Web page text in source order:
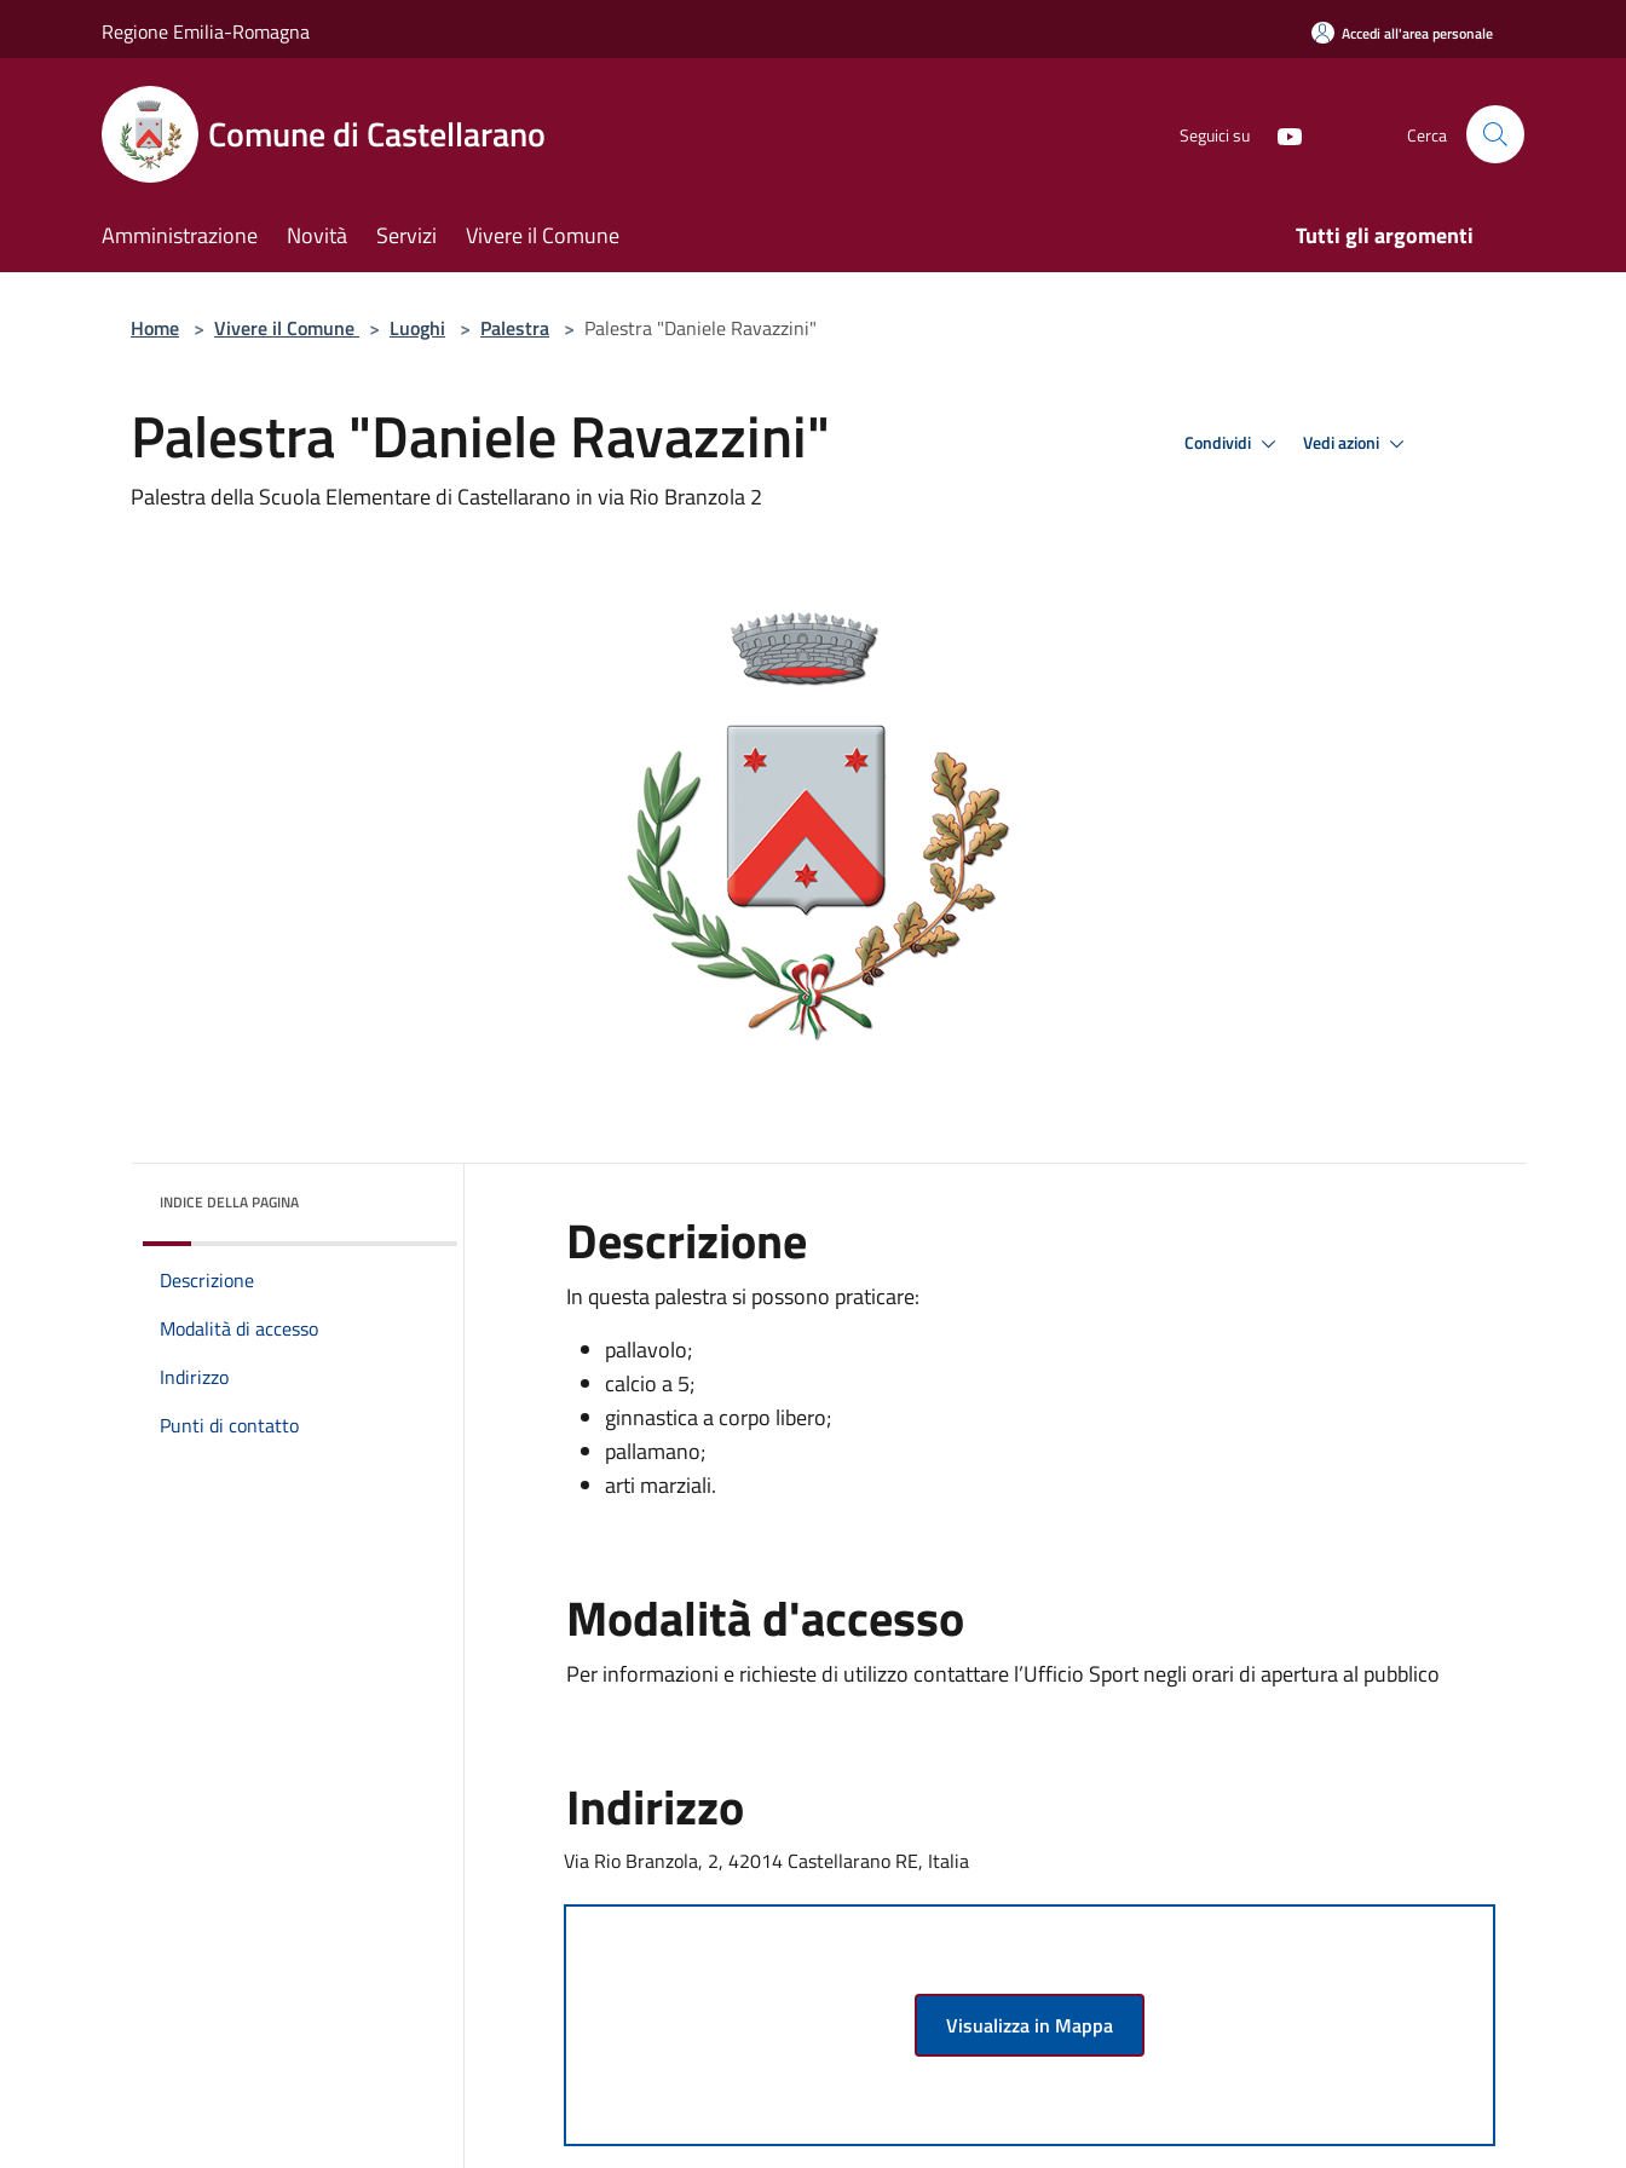
Regione Emilia-Romagna Accedi all'area personale
Comune di Castellarano Seguici su Cerca
Amministrazione Novità Servizi Vivere il Comune Tutti gli argomenti
Home > Vivere il Comune > Luoghi > Palestra > Palestra "Daniele Ravazzini"
Palestra "Daniele Ravazzini"
Palestra della Scuola Elementare di Castellarano in via Rio Branzola 2
Condividi Vedi azioni
INDICE DELLA PAGINA
Descrizione
Modalità di accesso
Indirizzo
Punti di contatto
Descrizione
In questa palestra si possono praticare:
pallavolo;
calcio a 5;
ginnastica a corpo libero;
pallamano;
arti marziali.
Modalità d'accesso
Per informazioni e richieste di utilizzo contattare l’Ufficio Sport negli orari di apertura al pubblico
Indirizzo
Via Rio Branzola, 2, 42014 Castellarano RE, Italia
Visualizza in Mappa